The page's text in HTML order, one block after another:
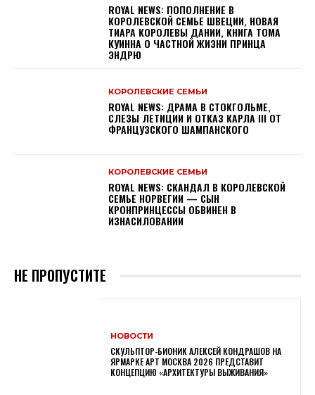
ROYAL NEWS: ПОПОЛНЕНИЕ В
КОРОЛЕВСКОЙ СЕМЬЕ ШВЕЦИИ, НОВАЯ
ТИАРА КОРОЛЕВЫ ДАНИИ, КНИГА ТОМА
КУИННА О ЧАСТНОЙ ЖИЗНИ ПРИНЦА
ЭНДРЮ
КОРОЛЕВСКИЕ СЕМЬИ
ROYAL NEWS: ДРАМА В СТОКГОЛЬМЕ,
СЛЕЗЫ ЛЕТИЦИИ И ОТКАЗ КАРЛА III ОТ
ФРАНЦУЗСКОГО ШАМПАНСКОГО
КОРОЛЕВСКИЕ СЕМЬИ
ROYAL NEWS: СКАНДАЛ В КОРОЛЕВСКОЙ
СЕМЬЕ НОРВЕГИИ — СЫН
КРОНПРИНЦЕССЫ ОБВИНЕН В
ИЗНАСИЛОВАНИИ
НЕ ПРОПУСТИТЕ
НОВОСТИ
СКУЛЬПТОР-БИОНИК АЛЕКСЕЙ КОНДРАШОВ НА
ЯРМАРКЕ АРТ МОСКВА 2026 ПРЕДСТАВИТ
КОНЦЕПЦИЮ «АРХИТЕКТУРЫ ВЫЖИВАНИЯ»